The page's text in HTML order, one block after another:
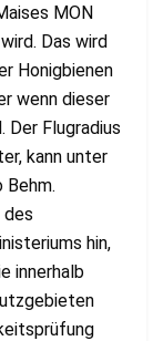
MON
Das wird
Honigbienen
wenn dieser
Flugradius
kann unter
Behm.
des
hin,
innerhalb